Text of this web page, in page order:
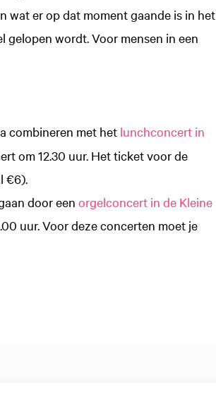
wat er op dat moment gaande is in het
gelopen wordt. Voor mensen in een
combineren met het lunchconcert in
om 12.30 uur. Het ticket voor de
€6).
door een orgelconcert in de Kleine
uur. Voor deze concerten moet je